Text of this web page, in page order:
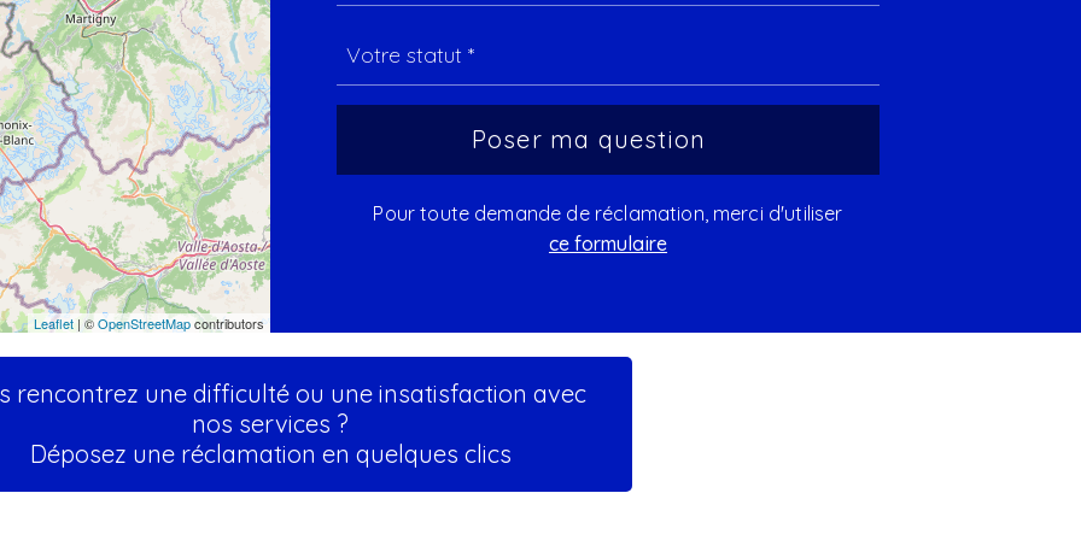
Leaflet | ©OpenStreetMapcontributors
Pour toute demande de réclamation, merci d'utiliser
ce formulaire
rencontrez une difficulté ou une insatisfaction avec
nos services ?
Déposez une réclamation en quelques clics